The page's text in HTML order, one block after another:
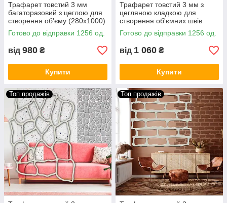
Трафарет товстий 3 мм
багаторазовий з цеглою для
створення об'єму (280х1000)
Готово до відправки 1256 од.
від 980 ₴
Купити
Трафарет товстий 3 мм з
цегляною кладкою для
створення об'ємних швів
(310х1000)
Готово до відправки 1256 од.
від 1 060 ₴
Купити
Топ продажів Топ продажів